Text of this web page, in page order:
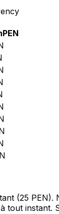
PEN
(25 PEN).
tout